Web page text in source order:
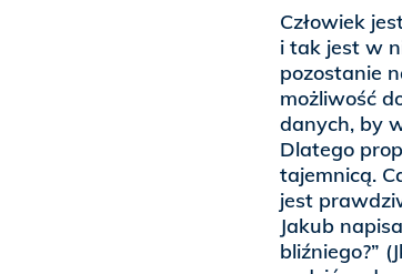
Człowiek
i tak jest w
pozostanie
możliwość
danych, by
Dlatego
tajemnicą.
jest
Jakub
bliźniego?”